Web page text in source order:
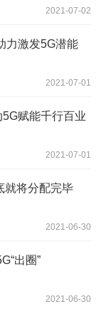
2021-07-02
力激发5G潜能
2021-07-01
5G赋能千行百业
2021-07-01
就将分配完毕
2021-06-30
出圈”
2021-06-30